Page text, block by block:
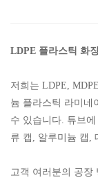
LDPE 플라스틱 화
저희는 LDPE,
늄 플라스틱 라미네
수 있습니다. 튜브
류 캡, 알루미늄 캡,
고객 여러분의 공장